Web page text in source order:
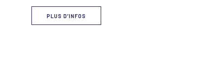
PLUS D’INFOS